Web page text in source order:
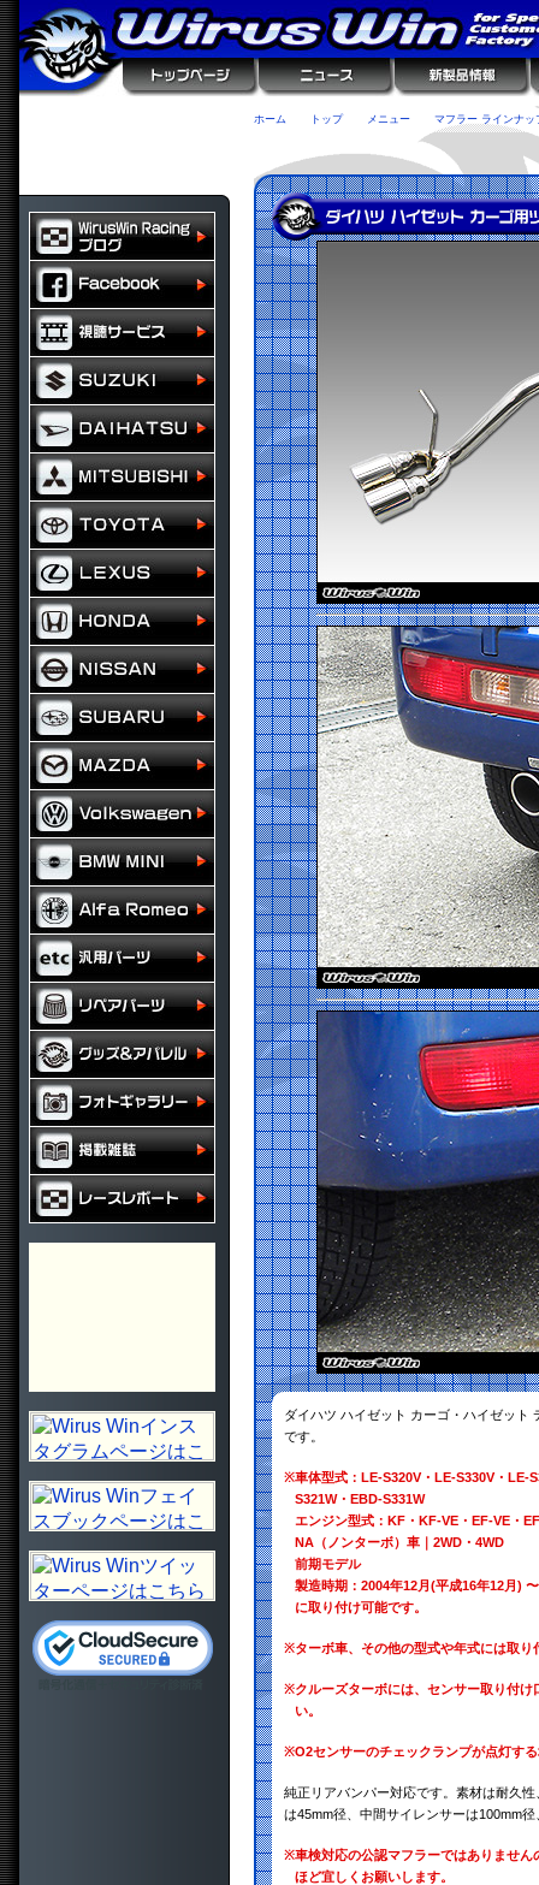
ホーム トップ メニュー マフラー ラインナッ
ダイハツ ハイゼット カーゴ・ハイゼット
です。
※車体型式：LE-S320V・LE-S330V・LE-
S321W・EBD-S331W
エンジン型式：KF・KF-VE・EF-VE・
NA（ノンターボ）車｜2WD・4WD
前期モデル
製造時期：2004年12月(平成16年12月)
に取り付け可能です。
※ターボ車、その他の型式や年式には取
※クルーズターボには、センサー取り付
い。
※O2センサーのチェックランプが点灯す
純正リアバンパー対応です。素材は耐久
は45mm径、中間サイレンサーは100mm
※車検対応の公認マフラーではありませ
ほど宜しくお願いします。